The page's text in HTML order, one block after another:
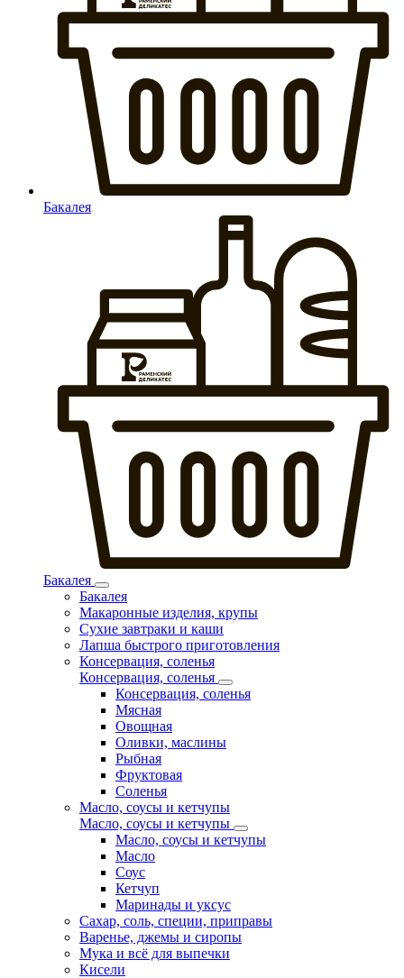
Бакалея
Бакалея
Бакалея
Макаронные изделия, крупы
Сухие завтраки и каши
Лапша быстрого приготовления
Консервация, соленья
Консервация, соленья
Консервация, соленья
Мясная
Овощная
Оливки, маслины
Рыбная
Фруктовая
Соленья
Масло, соусы и кетчупы
Масло, соусы и кетчупы
Масло, соусы и кетчупы
Масло
Соус
Кетчуп
Маринады и уксус
Сахар, соль, специи, приправы
Варенье, джемы и сиропы
Мука и всё для выпечки
Кисели